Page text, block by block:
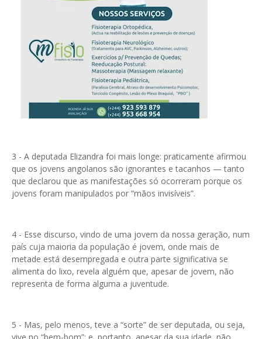
3 - A deputada Elizandra foi mais longe: praticamente afirmou
que os jovens angolanos são ignorantes e tacanhos — tanto
que declarou que as manifestações só ocorreram porque os
jovens foram manipulados por “mãos invisíveis”.
4 - Esse discurso, vindo de uma jovem da nossa geração, num
país cuja maioria da população é jovem, onde mais de
metade está desempregada e outra parte significativa se
alimenta do lixo, revela alguém que, apesar de jovem, não
representa de forma alguma a juventude.
5 - Mas, pelo menos, teve a “sorte” de ser deputada, ou seja,